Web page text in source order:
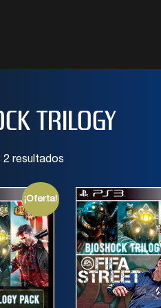
TRILOGY
resultados
¡Oferta!